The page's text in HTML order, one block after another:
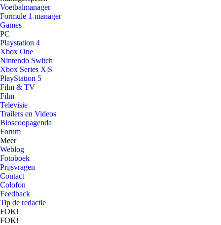
Voetbalmanager
Formule 1-manager
Games
PC
Playstation 4
Xbox One
Nintendo Switch
Xbox Series X|S
PlayStation 5
Film & TV
Film
Televisie
Trailers en Videos
Bioscoopagenda
Forum
Meer
Weblog
Fotoboek
Prijsvragen
Contact
Colofon
Feedback
Tip de redactie
FOK!
FOK!